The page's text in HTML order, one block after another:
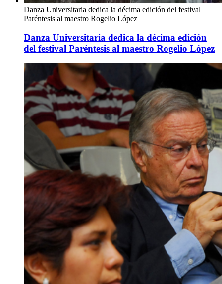
Danza Universitaria dedica la décima edición del festival
Paréntesis al maestro Rogelio López
Danza Universitaria dedica la décima edición
del festival Paréntesis al maestro Rogelio López